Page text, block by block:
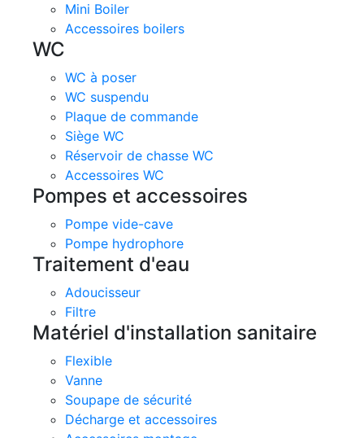
Mini Boiler
Accessoires boilers
WC
WC à poser
WC suspendu
Plaque de commande
Siège WC
Réservoir de chasse WC
Accessoires WC
Pompes et accessoires
Pompe vide-cave
Pompe hydrophore
Traitement d'eau
Adoucisseur
Filtre
Matériel d'installation sanitaire
Flexible
Vanne
Soupape de sécurité
Décharge et accessoires